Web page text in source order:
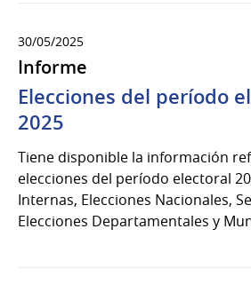
30/05/2025
Informe
Elecciones del período
2025
Tiene disponible la información
elecciones del período electoral
Internas, Elecciones Nacionales,
Elecciones Departamentales y